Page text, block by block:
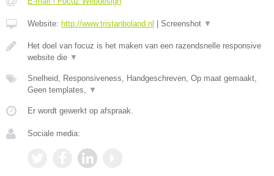
Website: http://www.tristanboland.nl Screenshot ▼
Het doel van focuz is het maken van een razendsnelle responsive
website die ▼
Snelheid, Responsiveness, Handgeschreven, Op maat gemaakt,
Geen templates, ▼
Er wordt gewerkt op afspraak.
Sociale media: